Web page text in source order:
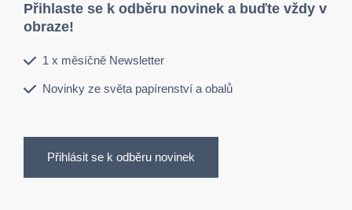
Přihlaste se k odběru novinek a buďte vždy v
obraze!
1 x měsíčně Newsletter
Novinky ze světa papírenství a obalů
Přihlásit se k odběru novinek